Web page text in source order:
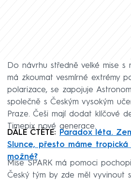
Do návrhu středně velké mise s
má zkoumat vesmírné extrémy
polarizace, se zapojuje
společně s Českým vysokým
Praze. Češi mají dodat klíčové
Timepix nové generace.
DÁLE ČTĚTE:
Paradox léta.
Slunce, přesto máme
možné?
Mise SPARK má pomoci
Český tým by zde měl vyvinout